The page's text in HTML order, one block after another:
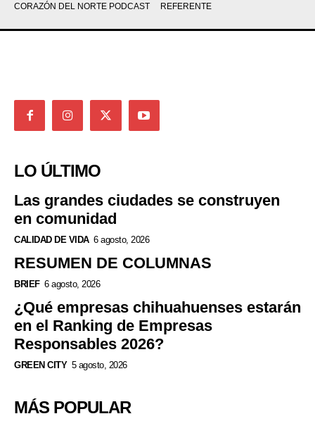
CORAZÓN DEL NORTE PODCAST
REFERENTE
LO ÚLTIMO
Las grandes ciudades se construyen
en comunidad
CALIDAD DE VIDA 6 agosto, 2026
RESUMEN DE COLUMNAS
BRIEF 6 agosto, 2026
¿Qué empresas chihuahuenses estarán
en el Ranking de Empresas
Responsables 2026?
GREEN CITY 5 agosto, 2026
MÁS POPULAR